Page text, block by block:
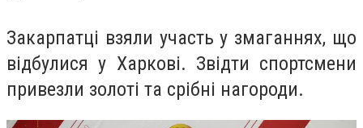
Закарпатці взяли участь у змаганнях, що
відбулися у Харкові. Звідти спортсмени
привезли золоті та срібні нагороди.